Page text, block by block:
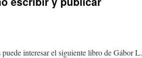
interesar el siguiente libro de Gábor L.